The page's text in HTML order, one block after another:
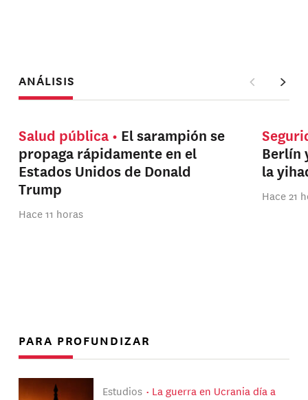
ANÁLISIS
Salud pública
El sarampión se
propaga rápidamente en el
Estados Unidos de Donald
Trump
Hace 11 horas
Berlín
la
Hace 21
PARA PROFUNDIZAR
Estudios
La guerra en Ucrania día a